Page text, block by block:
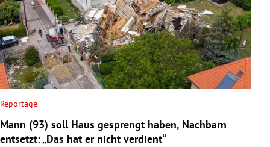
Reportage
Mann (93) soll Haus gesprengt haben, Nachbarn
entsetzt: „Das hat er nicht verdient“